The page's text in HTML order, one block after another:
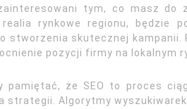
tym, co masz do
rynkowe regionu, będzie
stworzenia skutecznej kampanii.
pozycji firmy na lokalnym
pamiętać, że SEO to proces
strategii. Algorytmy